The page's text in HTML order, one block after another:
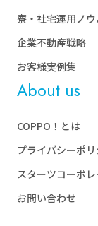
寮・社宅運用ノウ
企業不動産戦略
お客様実例集
About us
COPPO！とは
プライバシーポ
スターツコーポ
お問い合わせ